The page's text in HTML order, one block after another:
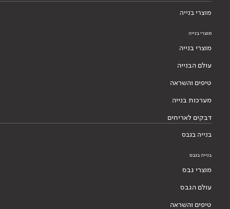
מוצרי בנייה
מוצרי בנייה
מוצרי בנייה
עולם הבנייה
טיפים והשראה
מערכות בנייה
דבקים לאריחים
בנייה בגבס
בנייה בגבס
מוצרי גבס
עולם הגבס
טיפים והשראה